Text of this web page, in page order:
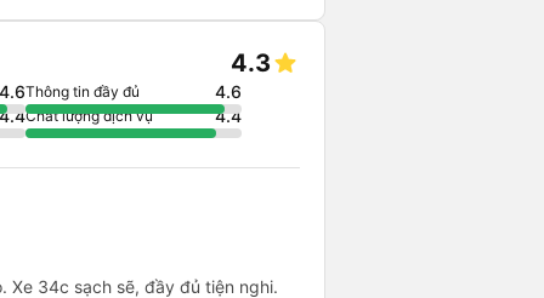
4.3
4.6Thông tin đầy đủ 4.6
Chất lượng dịch vụ 4.4
Xe 34c sạch sẽ, đầy đủ tiện nghi.